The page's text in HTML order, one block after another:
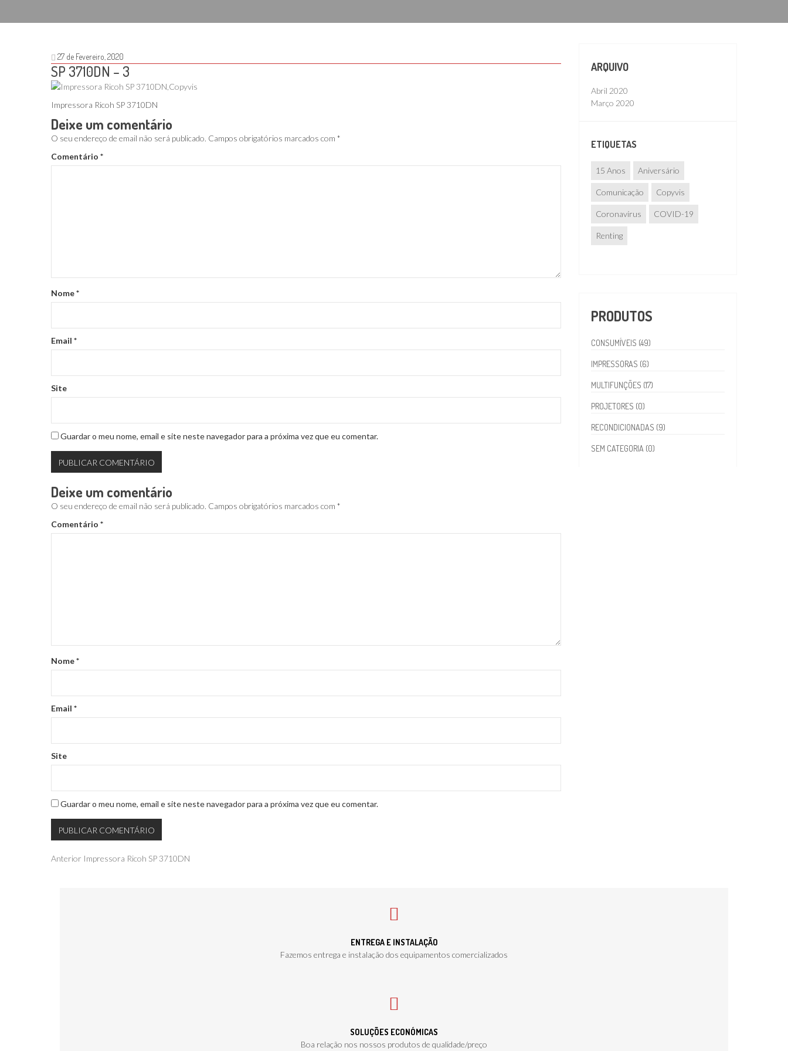
27 de Fevereiro, 2020
SP 3710DN – 3
Impressora Ricoh SP 3710DN
Deixe um comentário
O seu endereço de email não será publicado. Campos obrigatórios marcados com *
Comentário *
Nome*
Email *
Site
Guardar o meu nome, email e site neste navegador para a próxima vez que eu comentar.
Deixe um comentário
O seu endereço de email não será publicado. Campos obrigatórios marcados com *
Comentário *
Nome*
Email *
Site
Guardar o meu nome, email e site neste navegador para a próxima vez que eu comentar.
Navegação
Publicação
Anterior Impressora Ricoh SP 3710DN
ARQUIVO
Abril 2020
Março 2020
ETIQUETAS
15 Anos Aniversário
Comunicação Copyvis
Coronavírus COVID-19
Renting
PRODUTOS
CONSUMÍVEIS (49)
IMPRESSORAS (6)
MULTIFUNÇÕES (17)
PROJETORES (0)
RECONDICIONADAS (9)
SEM CATEGORIA (0)
ENTREGA E INSTALAÇÃO
Fazemos entrega e instalação dos equipamentos comercializados
SOLUÇÕES ECONÓMICAS
Boa relação nos nossos produtos de qualidade/preço